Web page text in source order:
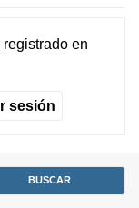
registradoen
sesión